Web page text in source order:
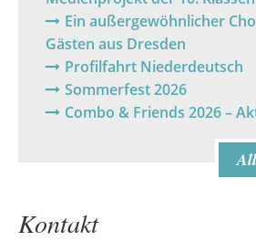
Ein außergewöhnlicher
Gästen aus Dresden
Profilfahrt Niederdeutsch
Sommerfest 2026
Combo & Friends 2026 –
Kontakt